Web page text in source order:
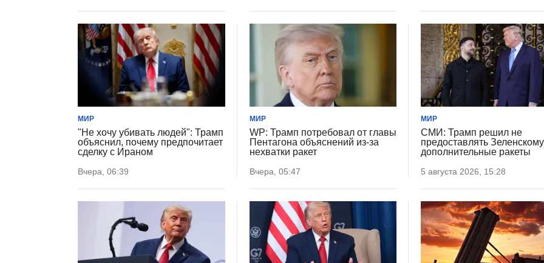
МИР
"Не хочу убивать людей": Трамп
объяснил, почему предпочитает
сделку с Ираном
Вчера, 06:39
МИР
WP: Трамп потребовал от главы
Пентагона объяснений из-за
нехватки ракет
Вчера, 05:47
МИР
СМИ: Трамп решил не
предоставлять Зеленскому
дополнительные ракеты
5 августа 2026, 15:28